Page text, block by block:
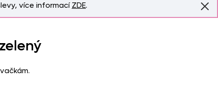
více informací ZDE.